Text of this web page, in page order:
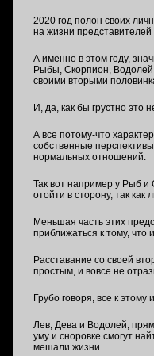
2020 год полон своих
на жизни представителей
А именно в этом году,
Рыбы, Скорпион, Водолей,
своими вторыми
И, да, как бы грустно это
А все потому-что
собственные
нормальных отношений.
Так вот например у Рыб
отойти в сторону, так
Меньшая часть этих
приближаться к тому, что
Расставание со своей
простым, и вовсе не
Грубо говоря, все к
Лев, Дева и Водолей,
уму и сноровке смогут
мешали жизни.